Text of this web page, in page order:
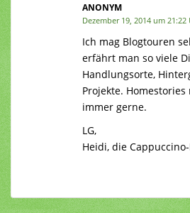
ANONYM
Dezember 19, 2014 um 21:22
Ich mag Blogtouren
erfährt man so viele
Handlungsorte,
Projekte.
immer gerne.
LG,
Heidi, die